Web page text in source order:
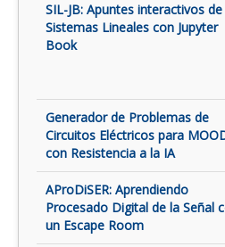
SIL-JB: Apuntes interactivos de
Sistemas Lineales con Jupyter
Book
Generador de Problemas de
Circuitos Eléctricos para
con Resistencia a la IA
AProDiSER: Aprendiendo
Procesado Digital de la Señal
un Escape Room